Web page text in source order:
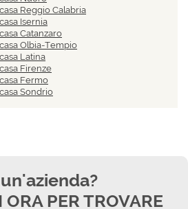
Reggio Calabria
Isernia
Catanzaro
Olbia-Tempio
Latina
Firenze
Fermo
Sondrio
ORA PER TROVARE